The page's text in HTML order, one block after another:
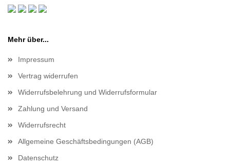
Mehr über...
Impressum
Vertrag widerrufen
Widerrufsbelehrung und Widerrufsformular
Zahlung und Versand
Widerrufsrecht
Allgemeine Geschäftsbedingungen (AGB)
Datenschutz